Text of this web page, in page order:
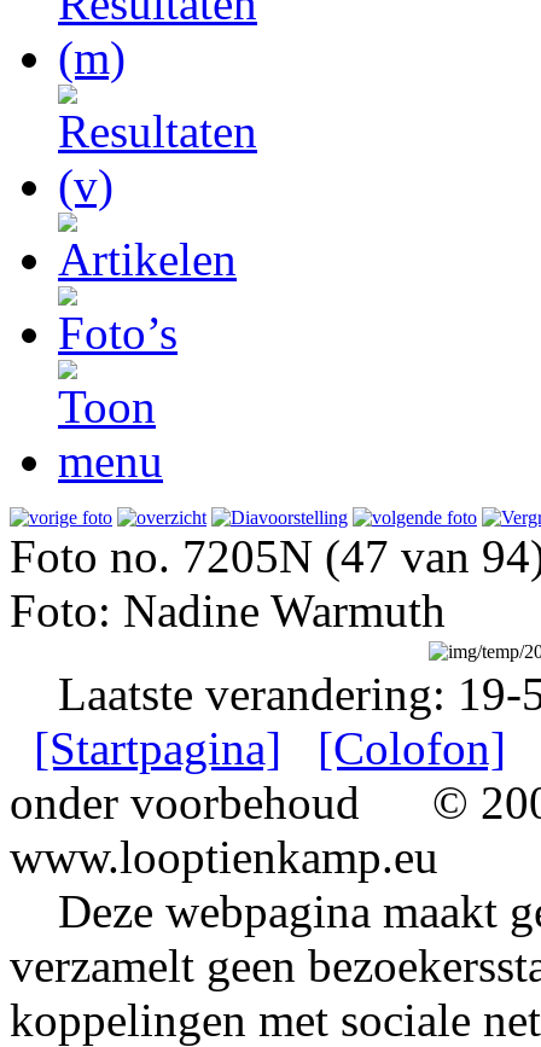
Foto no. 7205N (47 van
Foto: Nadine Warmuth
Laatste verandering: 19-
[Startpagina]
[Colofon]
onder voorbehoud ©
www.looptienkamp.eu
Deze webpagina maakt
verzamelt geen
koppelingen met sociale